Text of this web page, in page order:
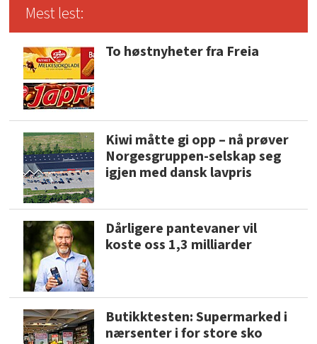
Mest lest:
To høstnyheter fra Freia
Kiwi måtte gi opp – nå prøver
Norgesgruppen-selskap seg
igjen med dansk lavpris
Dårligere pantevaner vil
koste oss 1,3 milliarder
Butikktesten: Supermarked i
nærsenter i for store sko